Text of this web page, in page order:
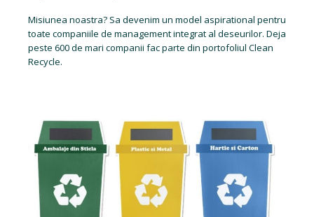
Misiunea noastra? Sa devenim un model aspirational pentru
toate companiile de management integrat al deseurilor. Deja
peste 600 de mari companii fac parte din portofoliul Clean
Recycle.